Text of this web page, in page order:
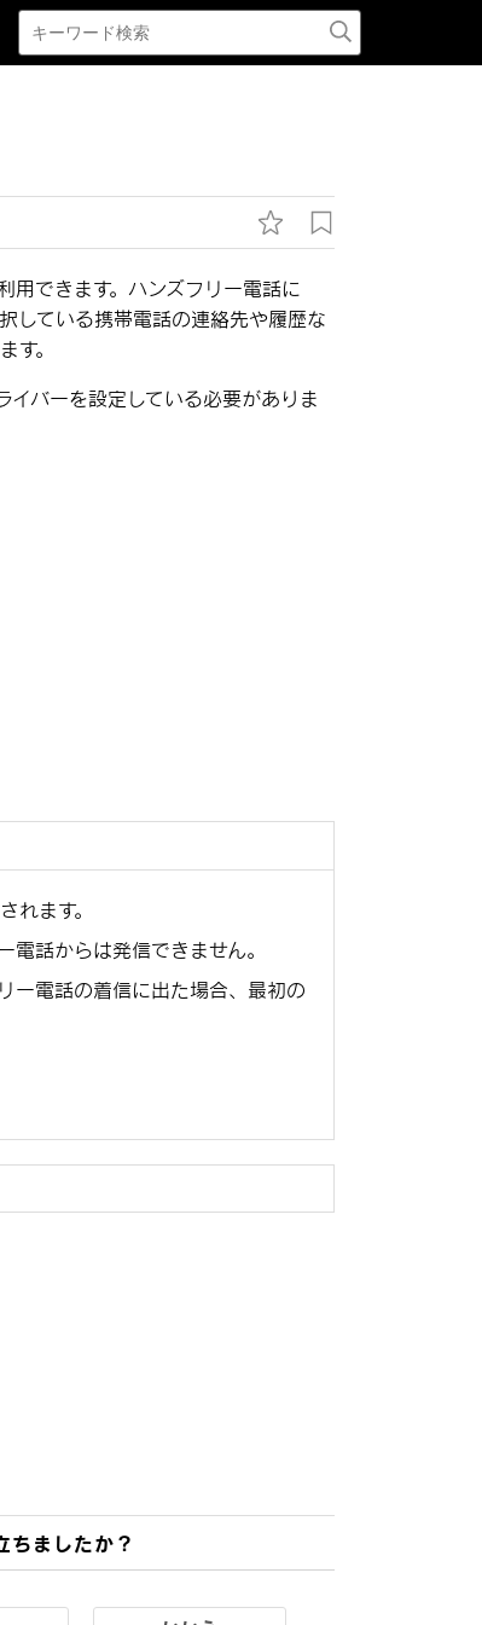
用できます。ハンズフリー電話に
している携帯電話の連絡先や履歴な
す。
バーを設定している必要がありま
れます。
話からは発信できません。
ー電話の着信に出た場合、最初の
ちましたか？